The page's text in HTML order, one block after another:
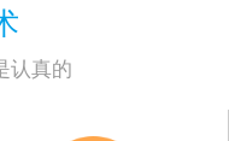
认真的